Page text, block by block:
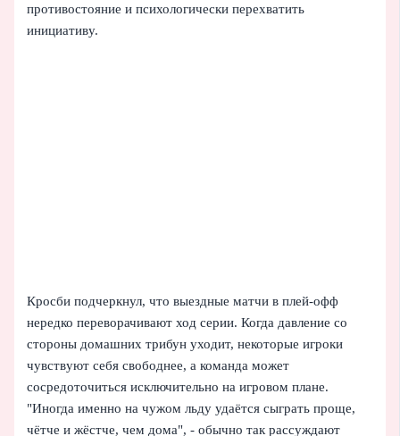
противостояние и психологически перехватить
инициативу.
Кросби подчеркнул, что выездные матчи в плей-офф
нередко переворачивают ход серии. Когда давление со
стороны домашних трибун уходит, некоторые игроки
чувствуют себя свободнее, а команда может
сосредоточиться исключительно на игровом плане.
"Иногда именно на чужом льду удаётся сыграть проще,
чётче и жёстче, чем дома", - обычно так рассуждают